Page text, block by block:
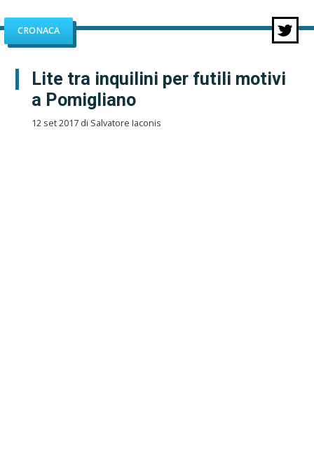
CRONACA
Lite tra inquilini per futili motivi
a Pomigliano
12 set 2017 di Salvatore Iaconis